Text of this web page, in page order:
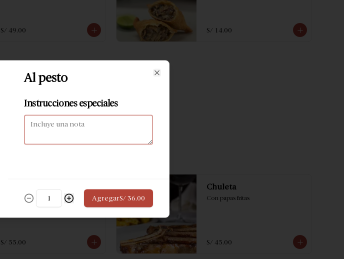
S/ 49.00 S/ 14.00
Con papas doradas
S/ 55.00
Chuleta
Con papas fritas
S/ 45.00
Al pesto
Instrucciones especiales
AgregarS/ 36.00